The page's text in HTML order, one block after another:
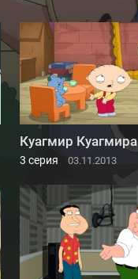
Куагмир Куагмира
3 серия 03.11.2013